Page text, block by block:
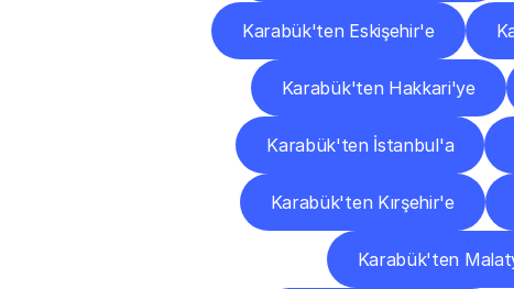
Karabük'ten Eskişehir'e
Karabük'ten Hakkari'ye
Karabük'ten İstanbul'a
Karabük'ten Kırşehir'e
Karabük'ten